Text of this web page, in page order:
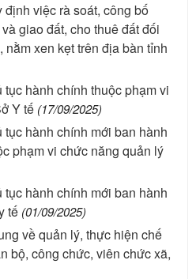
việc rà soát, công bố
giao đất, cho thuê đất đối
xen kẹt trên địa bàn tỉnh
hành chính thuộc phạm vi
Y tế (17/09/2025)
hành chính mới ban hành
phạm vi chức năng quản lý
hành chính mới ban hành
tế (01/09/2025)
về quản lý, thực hiện chế
bộ, công chức, viên chức xã,